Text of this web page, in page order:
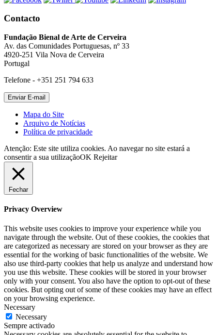
Contacto
Fundação Bienal de Arte de Cerveira
Av. das Comunidades Portuguesas, nº 33
4920-251 Vila Nova de Cerveira
Portugal
Telefone - +351 251 794 633
Mapa do Site
Arquivo de Notícias
Política de privacidade
Atenção: Este site utiliza cookies. Ao navegar no site estará a
consentir a sua utilizaçãoOK Rejeitar
Fechar
Privacy Overview
This website uses cookies to improve your experience while you
navigate through the website. Out of these cookies, the cookies that
are categorized as necessary are stored on your browser as they are
essential for the working of basic functionalities of the website. We
also use third-party cookies that help us analyze and understand how
you use this website. These cookies will be stored in your browser
only with your consent. You also have the option to opt-out of these
cookies. But opting out of some of these cookies may have an effect
on your browsing experience.
Necessary
Necessary
Sempre activado